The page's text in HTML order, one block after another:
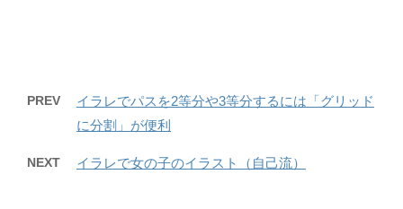
PREV
イラレでパスを2等分や3等分するには「グリッド
に分割」が便利
NEXT イラレで女の子のイラスト（自己流）